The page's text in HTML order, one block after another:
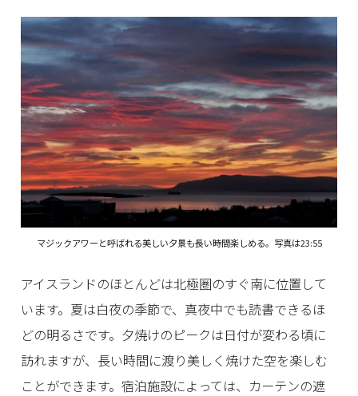
マジックアワーと呼ばれる美しい夕景も長い時間楽しめる。写真は23:55
アイスランドのほとんどは北極圏のすぐ南に位置して
います。夏は白夜の季節で、真夜中でも読書できるほ
どの明るさです。夕焼けのピークは日付が変わる頃に
訪れますが、長い時間に渡り美しく焼けた空を楽しむ
ことができます。宿泊施設によっては、カーテンの遮